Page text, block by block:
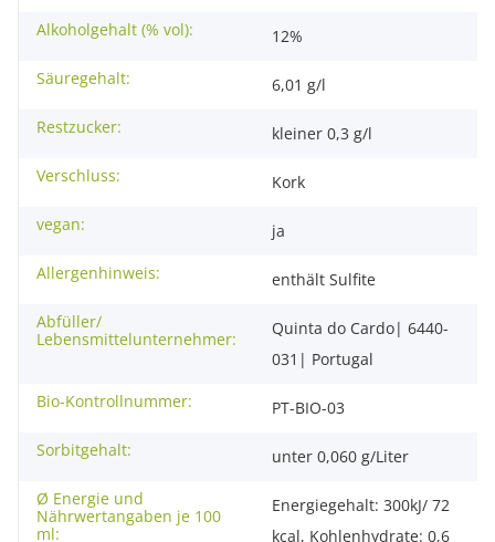
Alkoholgehalt (% vol):
12%
Säuregehalt:
6,01 g/l
Restzucker:
kleiner 0,3 g/l
Verschluss:
Kork
vegan:
ja
Allergenhinweis:
enthält Sulfite
Abfüller/
Lebensmittelunternehmer:
Quinta do Cardo| 6440-
031| Portugal
Bio-Kontrollnummer:
PT-BIO-03
Sorbitgehalt:
unter 0,060 g/Liter
Ø Energie und
Nährwertangaben je 100
ml:
Energiegehalt: 300kJ/ 72
kcal, Kohlenhydrate: 0,6